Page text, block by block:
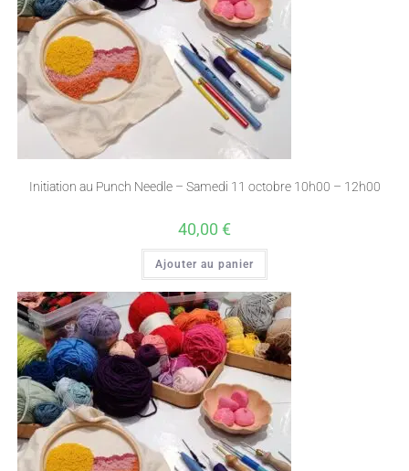
Initiation au Punch Needle – Samedi 11 octobre 10h00 – 12h00
40,00 €
Ajouter au panier